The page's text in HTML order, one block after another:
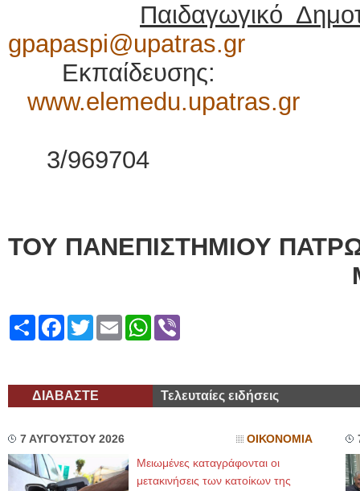
Παιδαγωγικό
gpapaspi@upatras.gr
www.elemedu.upatras.gr
3/969704
ΤΟΥ ΠΑΝΕΠΙΣΤΗΜΙΟΥ
ShareFacebook
TwitterEmailWhatsApp
ΔΙΑΒΑΣΤΕ Τελευταίες ειδήσεις
7 ΑΥΓΟΥΣΤΟΥ 2026 ΟΙΚΟΝΟΜΙΑ
Μειωμένες καταγράφονται οι
μετακινήσεις των κατοίκων της